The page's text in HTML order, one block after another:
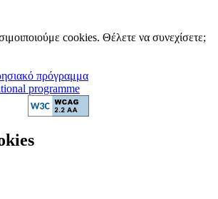
cookies. Θέλετε να συνεχίσετε;